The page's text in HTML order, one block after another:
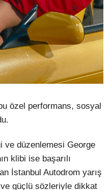
özel performans, sosyal
ve düzenlemesi George
klibi ise başarılı
İstanbul Autodrom yarış
güçlü sözleriyle dikkat